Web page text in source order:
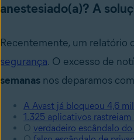
anestesiado(a)? A
Recentemente, um relatório
segurança. O excesso de
semanas nos deparamos
A Avast já bloqueou 4,6
1.325 aplicativos rastreiam
O verdadeiro escândalo